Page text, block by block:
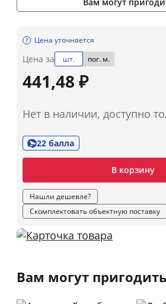
Цена уточняется
Цена за шт. пог. м.
441,48 ₽
Нет в наличии, доступно
22 балла
В корзину
Нашли дешевле?
Скомплектовать объектную поставку
Вам могут